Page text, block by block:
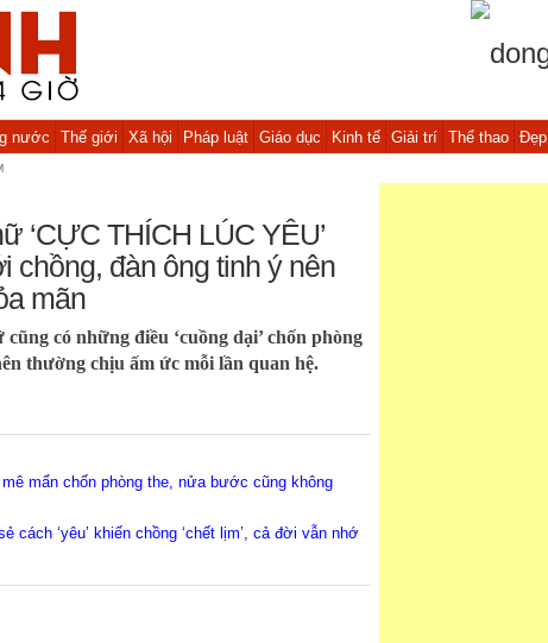
nước Thế giới Xã hội Pháp luật Giáo dục Kinh tế Giải trí Thể thao Đẹp
‘CỰC THÍCH LÚC YÊU’
chồng, đàn ông tinh ý nên
mãn
có những điều ‘cuồng dại’ chốn phòng
thường chịu ấm ức mỗi lần quan hệ.
mê mẩn chốn phòng the, nửa bước cũng không
cách ‘yêu’ khiến chồng ‘chết lịm’, cả đời vẫn nhớ